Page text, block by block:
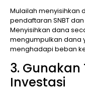
Mulailah menyisihkan
pendaftaran SNBT
Menyisihkan dana
mengumpulkan dana
menghadapi beban
3.
Investasi